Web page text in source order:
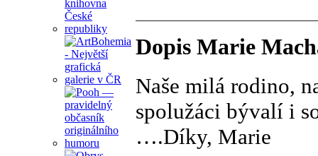
Dopis Marie
Naše milá rodino,
spolužáci bývalí i
….Díky, Marie